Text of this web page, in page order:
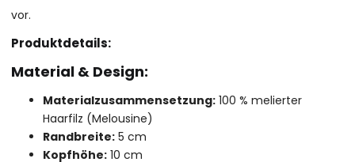
vor.
Produktdetails:
Material & Design:
Materialzusammensetzung: 100 % melierter
Haarfilz (Melousine)
Randbreite: 5 cm
Kopfhöhe: 10 cm